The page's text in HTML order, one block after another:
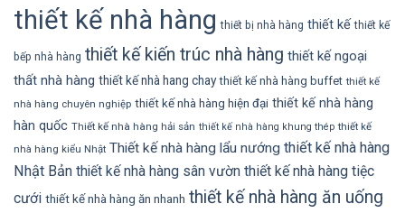
thiết kế nhà hàng thiết bị nhà hàng thiết kế thiết kế
bếp nhà hàng thiết kế kiến trúc nhà hàng thiết kế ngoại
thất nhà hàng thiết kế nhà hang chay thiết kế nhà hàng buffet thiết kế
nhà hàng chuyên nghiệp thiết kế nhà hàng hiện đại thiết kế nhà hàng
hàn quốc Thiết kế nhà hàng hải sản thiết kế nhà hàng khung thép thiết kế
nhà hàng kiểu Nhật Thiết kế nhà hàng lẩu nướng thiết kế nhà hàng
Nhật Bản thiết kế nhà hàng sân vườn thiết kế nhà hàng tiệc
cưới thiết kế nhà hàng ăn nhanh thiết kế nhà hàng ăn uống